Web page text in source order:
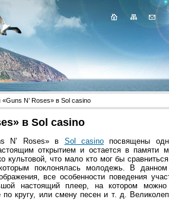
N’ Roses» в Sol casino
в Sol casino
N’ Roses» в Sol casinoпосвящены
открытием и остается в
культовой, что мало кто мог бы
поклонялась молодежь. В данном
все особенности поведения
настоящий плеер, на котором
по кругу, или смену песен и т. д.